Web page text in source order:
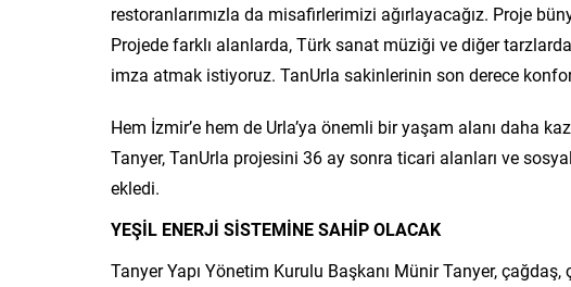
restoranlarımızla da misafirlerimizi ağırlayacağız. Proje
Projede farklı alanlarda, Türk sanat müziği ve diğer
imza atmak istiyoruz. TanUrla sakinlerinin son derece
Hem İzmir’e hem de Urla’ya önemli bir yaşam alanı daha
Tanyer, TanUrla projesini 36 ay sonra ticari alanları ve
ekledi.
YEŞİL ENERJİ SİSTEMİNE SAHİP OLACAK
Tanyer Yapı Yönetim Kurulu Başkanı Münir Tanyer,